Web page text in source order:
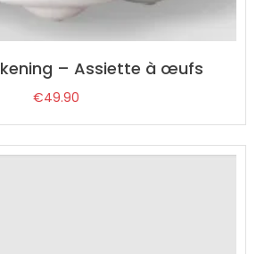
– Assiette à œufs
€49.90